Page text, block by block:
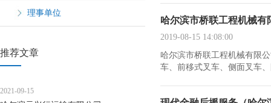
理事单位
推荐文章
2021-09-15
哈尔滨市桥联工程机械有
2019-08-15 14:08:00
哈尔滨市桥联工程机械有限
车、前移式叉车、侧面叉车